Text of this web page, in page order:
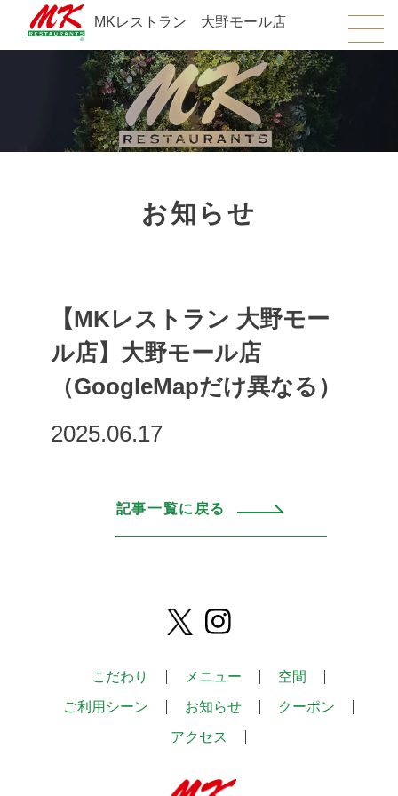
MKレストラン 大野モール店
お知らせ
【MKレストラン 大野モー
ル店】大野モール店
（GoogleMapだけ異なる）
2025.06.17
記事一覧に戻る
こだわり メニュー
空間
ご利用シーン
お知らせ
クーポン
アクセス